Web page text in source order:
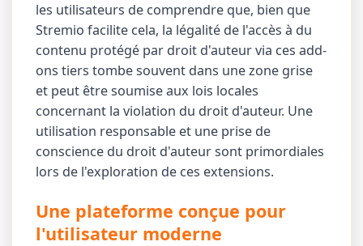
les utilisateurs de comprendre que, bien que
Stremio facilite cela, la légalité de l'accès à du
contenu protégé par droit d'auteur via ces add-
ons tiers tombe souvent dans une zone grise
et peut être soumise aux lois locales
concernant la violation du droit d'auteur. Une
utilisation responsable et une prise de
conscience du droit d'auteur sont primordiales
lors de l'exploration de ces extensions.
Une plateforme conçue pour
l'utilisateur moderne